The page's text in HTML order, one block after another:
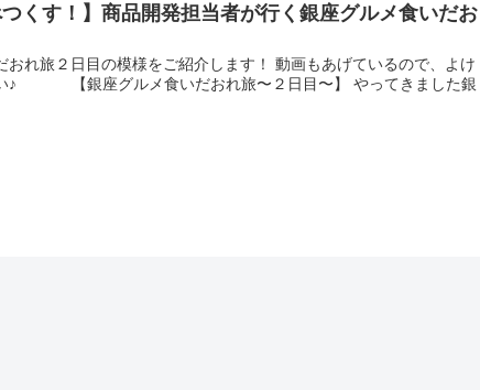
つくす！】商品開発担当者が行く銀座グルメ食いだお
おれ旅２日目の模様をご紹介します！ 動画もあげているので、よけ
い♪ 【銀座グルメ食いだおれ旅〜２日目〜】 やってきました銀